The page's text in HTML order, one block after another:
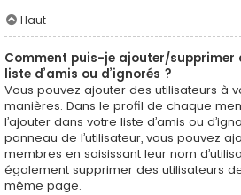
Haut
Comment puis-je ajouter/supprimer
liste d’amis ou d’ignorés ?
Vous pouvez ajouter des utilisateurs à
manières. Dans le profil de chaque
l’ajouter dans votre liste d’amis ou
panneau de l’utilisateur, vous pouvez
membres en saisissant leur nom
également supprimer des utilisateurs
même page.